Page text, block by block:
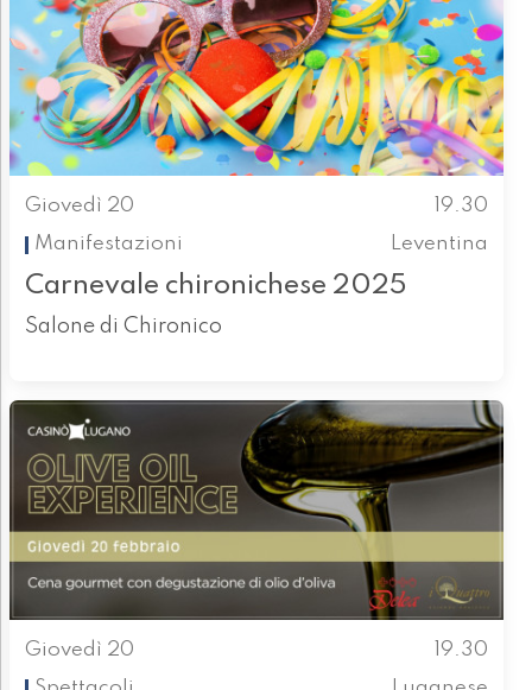
Giovedì 20
19.30
Manifestazioni
Leventina
Carnevale chironichese 2025
Salone di Chironico
Giovedì 20
19.30